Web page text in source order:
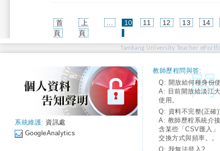
首
頁
上
頁
10
11 12 13 14
Tamkang University Teacher
系統維護: 資訊處
GoogleAnalytics
教師歷程問與答:
Q: 開放給何種身份
A: 目前開放給淡江
使用。
Q: 資料不完整(正確
A: 教師歷程系統介
含某些「CSV匯入
交換方式與頻率。。
Q: 我無法登入?